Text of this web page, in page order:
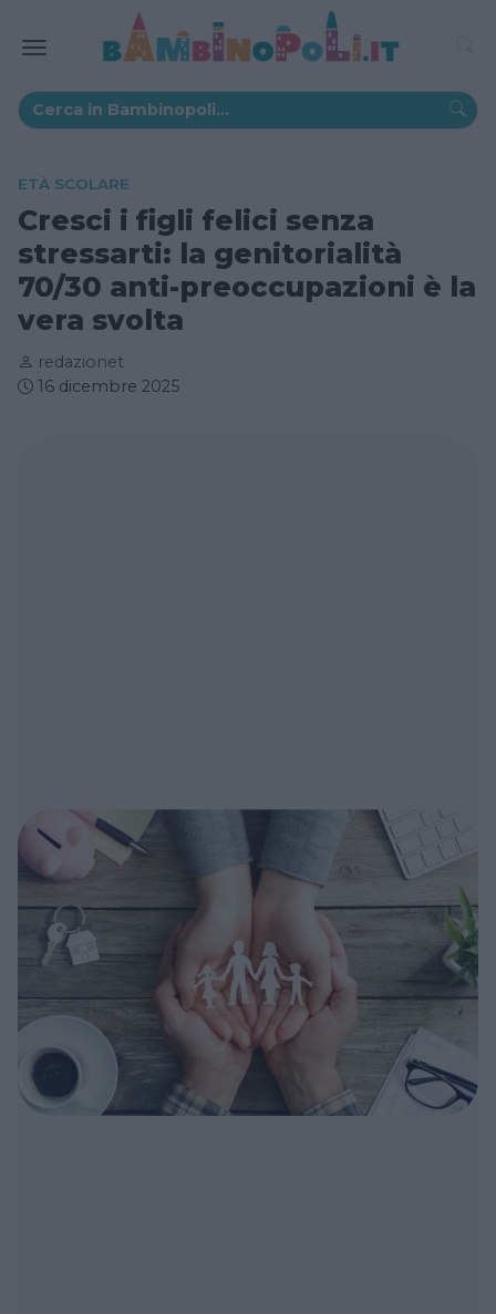
ETÀ SCOLARE
Cresci i figli felici senza
stressarti: la genitorialità
70/30 anti-preoccupazioni è la
vera svolta
redazionet
16 dicembre 2025